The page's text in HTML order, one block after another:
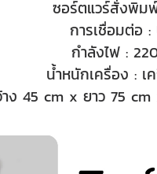
ซอร์ตแวร์สั่งพิม
การเชื่อมต่อ :
กำลังไฟ :
น้ำหนักเครื่อง :
ง 45 cm x ยาว 75